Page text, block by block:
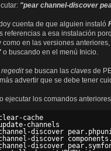
"pear channel-discover
cuenta de que alguien instaló
referencias a esa instalación
como en las versiones
o buscando en el menú Inicio.
regeditse buscan las claves de
advertir que se debe tener
ejecutar los comandos
cache
channels
discover
discover
discover